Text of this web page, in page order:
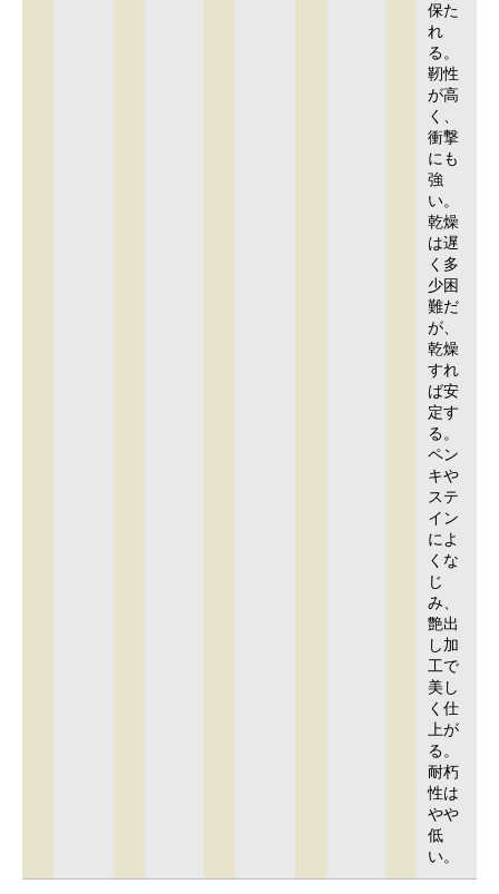
保た
れ
る。
靭性
が高
く、
衝撃
にも
強
い。
乾燥
は遅
く多
少困
難だ
が、
乾燥
すれ
ば安
定す
る。
ペン
キや
ステ
イン
によ
くな
じ
み、
艶出
し加
工で
美し
く仕
上が
る。
耐朽
性は
やや
低
い。